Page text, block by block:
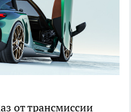
от трансмиссии